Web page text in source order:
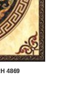
4869